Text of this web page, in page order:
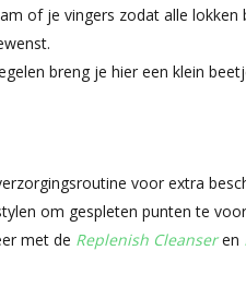
of je vingers zodat alle
breng je hier een klein
voor extra
om gespleten punten te
met de Replenish Cleanseren